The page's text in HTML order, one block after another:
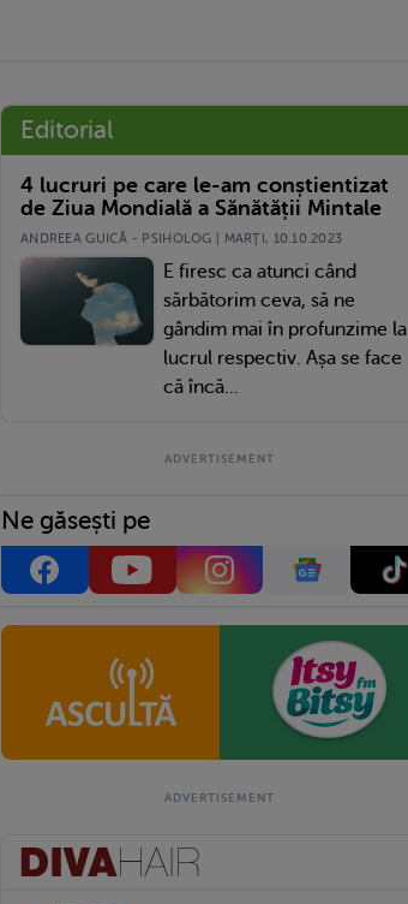
Decizie…
Editorial
4 lucruri pe care le-am conștientizat
de Ziua Mondială a Sănătății Mintale
ANDREEA GUICĂ - PSIHOLOG | MARŢI, 10.10.2023
E firesc ca atunci când
sărbătorim ceva, să ne
gândim mai în profunzime la
lucrul respectiv. Așa se face
că încă...
Ne găsești pe